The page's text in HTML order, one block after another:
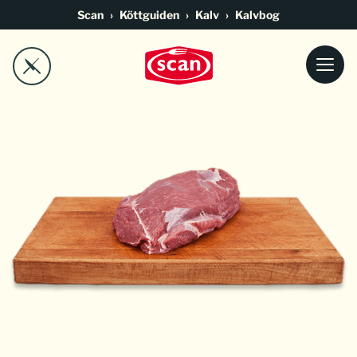
Scan Köttguiden Kalv Kalvbog